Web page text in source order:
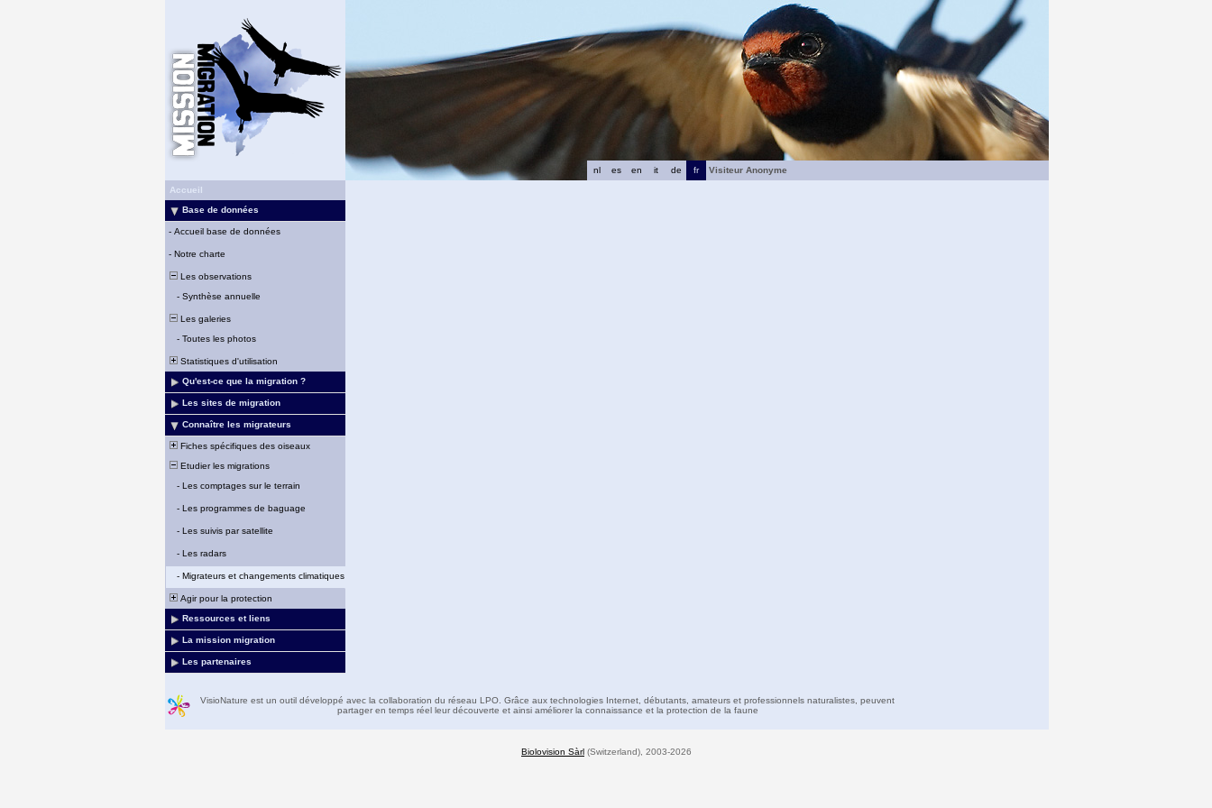
fr
de
it
en
es
nl
Visiteur Anonyme
Accueil
Base de données
- Accueil base de données
- Notre charte
Les observations
- Synthèse annuelle
Les galeries
- Toutes les photos
Statistiques d'utilisation
Qu'est-ce que la migration ?
Les sites de migration
Connaître les migrateurs
Fiches spécifiques des oiseaux
Etudier les migrations
- Les comptages sur le terrain
- Les programmes de baguage
- Les suivis par satellite
- Les radars
- Migrateurs et changements climatiques
Agir pour la protection
Ressources et liens
La mission migration
Les partenaires
VisioNature est un outil développé avec la collaboration du réseau LPO. Grâce aux technologies Internet, débutants, amateurs et professionnels naturalistes, peuvent
partager en temps réel leur découverte et ainsi améliorer la connaissance et la protection de la faune
Biolovision Sàrl (Switzerland), 2003-2026